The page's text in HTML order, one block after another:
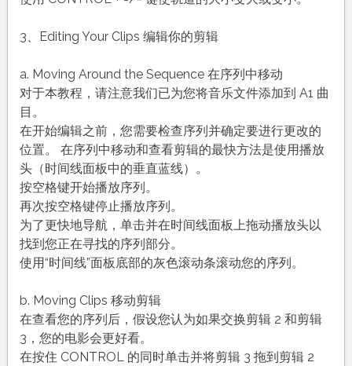
3、Editing Your Clips 编辑你的剪辑
a. Moving Around the Sequence 在序列中移动
对于本教程，请注意我们已为您将音乐文件添加到 A1 曲
目。
在开始编辑之前，您需要检查序列并确定要进行更改的
位置。 在序列中移动和查看剪辑的最快方法是使用播放
头（时间线面板中的垂直蓝线）。
按空格键开始播放序列。
再次按空格键停止播放序列。
为了更快地导航，单击并在时间线面板上拖动播放头以
找到您正在寻找的序列部分。
使用“时间线”面板底部的灰色滚动条滚动您的序列。
b. Moving Clips 移动剪辑
在查看您的序列后，假设您认为如果交换剪辑 2 和剪辑
3，您的电影会更好看。
在按住 CONTROL 的同时单击并将剪辑 3 拖到剪辑 2